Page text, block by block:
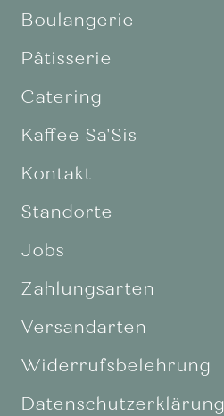
Boulangerie
Pâtisserie
Catering
Kaffee Sa'Sis
Kontakt
Standorte
Jobs
Zahlungsarten
Versandarten
Widerrufsbelehrung
Datenschutzerklärung